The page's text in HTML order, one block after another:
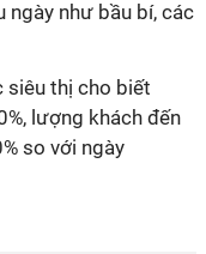
ngày như bầu bí, các
siêu thị cho biết
lượng khách đến
so với ngày